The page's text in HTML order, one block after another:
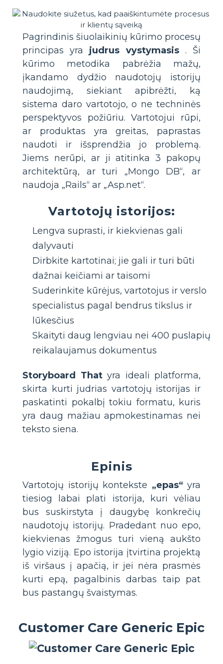
Pagrindinis šiuolaikinių kūrimo procesų
principas yra judrus vystymasis. Ši
kūrimo metodika pabrėžia mažų,
įkandamo dydžio naudotojų istorijų
naudojimą, siekiant apibrėžti, ką
sistema daro vartotojo, o ne techninės
perspektyvos požiūriu. Vartotojui rūpi,
ar produktas yra greitas, paprastas
naudoti ir išsprendžia jo problemą.
Jiems nerūpi, ar ji atitinka 3 pakopų
architektūrą, ar turi „Mongo DB“, ar
naudoja „Rails“ ar „Asp.net“.
Vartotojų istorijos:
Lengva suprasti, ir kiekvienas gali
dalyvauti
Dirbkite kartotinai; jie gali ir turi būti
dažnai keičiami ar taisomi
Suderinkite kūrėjus, vartotojus ir verslo
specialistus pagal bendrus tikslus ir
lūkesčius
Skaityti daug lengviau nei 400 puslapių
reikalaujamus dokumentus
Storyboard That yra ideali platforma,
skirta kurti judrias vartotojų istorijas ir
paskatinti pokalbį tokiu formatu, kuris
yra daug mažiau apmokestinamas nei
teksto siena.
Epinis
Vartotojų istorijų kontekste „epas“ yra
tiesiog labai plati istorija, kuri vėliau
bus suskirstyta į daugybę konkrečių
naudotojų istorijų. Pradedant nuo epo,
kiekvienas žmogus turi vieną aukšto
lygio viziją. Epo istorija įtvirtina projektą
iš viršaus į apačią, ir jei nėra prasmės
kurti epą, pagalbinis darbas taip pat
bus pastangų švaistymas.
Customer Care Generic Epic